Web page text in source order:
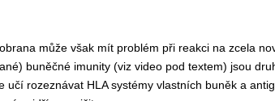
může však mít problém při reakci na zcela
buněčné imunity (viz video pod textem) jsou
učí rozeznávat HLA systémy vlastních buněk a